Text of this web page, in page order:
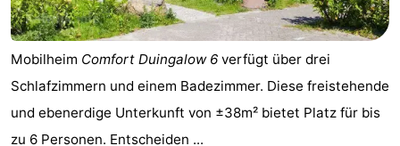
Surfen
-
Sportangeln
Essen
und
Veranstaltungen
Mobilheim Comfort Duingalow 6 verfügt über drei
Schlafzimmern und einem Badezimmer. Diese freistehende
und ebenerdige Unterkunft von ±38m² bietet Platz für bis
zu 6 Personen. Entscheiden ...